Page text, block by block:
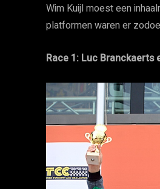
Wim Kuijl moest een
platformen waren er
Race 1: Luc Branckaerts